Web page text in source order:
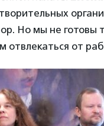
Но мы не готовы
отвлекаться от